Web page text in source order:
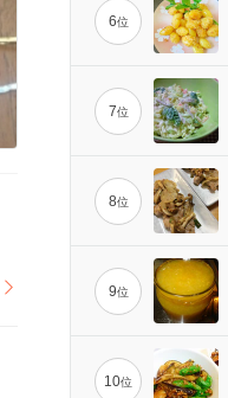
6位
7位
8位
9位
10位